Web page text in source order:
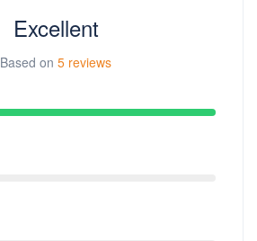
Excellent
Based on 5 reviews